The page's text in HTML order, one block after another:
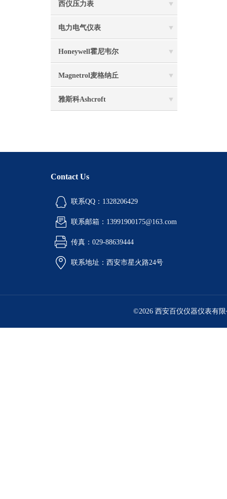
西仪压力表
电力电气仪表
Honeywell霍尼韦尔
Magnetrol麦格纳丘
雅斯科Ashcroft
Contact Us
联系QQ：1328206429
联系邮箱：13991900175@163.com
传真：029-88639444
联系地址：西安市星火路24号
©2026 西安百仪仪器仪表有